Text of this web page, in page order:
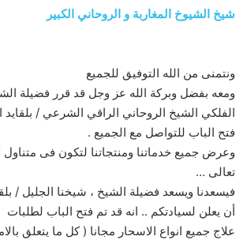
شيخ الشيوخ المغاربة و الروحاني الكبير
ونتمنى من الله التوفيق للجميع
ومعه بفضل وبركة الله عز وجل قد قرر فضيلة
الفلكي الشيخ الروحاني الراقي الشرعي /
فتح الباب للتواصل مع الجميع .
وعرض جميع خدماتنا ومنتجاتنا لتكون فى متناول
تعالى …
فيسعدنا ويسعد فضيلة الشيخ ، شيخنا الجليل /
أن يعلن لسيادتكم .. انه قد تم فتح الباب لطلبات
علاج جميع انواع الاسحار مجانا ( كل ما يتعلق